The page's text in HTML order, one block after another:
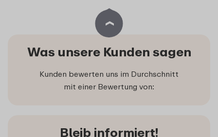
Was unsere Kunden sagen
Kunden bewerten uns im Durchschnitt
mit einer Bewertung von:
Bleib informiert!